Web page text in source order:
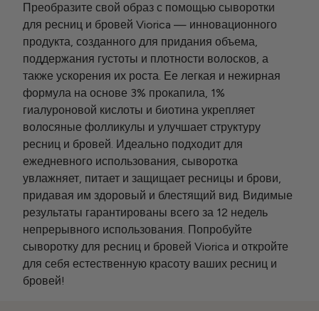
Преобразите свой образ с помощью сыворотки
для ресниц и бровей Viorica — инновационного
продукта, созданного для придания объема,
поддержания густоты и плотности волосков, а
также ускорения их роста. Ее легкая и нежирная
формула на основе 3% прокапила, 1%
гиалуроновой кислоты и биотина укрепляет
волосяные фолликулы и улучшает структуру
ресниц и бровей. Идеально подходит для
ежедневного использования, сыворотка
увлажняет, питает и защищает ресницы и брови,
придавая им здоровый и блестящий вид. Видимые
результаты гарантированы всего за 12 недель
непрерывного использования. Попробуйте
сыворотку для ресниц и бровей Viorica и откройте
для себя естественную красоту ваших ресниц и
бровей!